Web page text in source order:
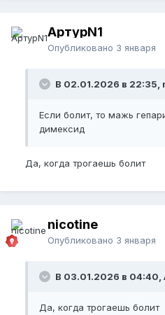
АртурN1
Опубликовано 3 января
В 02.01.2026 в 22:35,
Если болит, то мажь
димексид
Да, когда трогаешь болит
nicotine
Опубликовано 3 января
В 03.01.2026 в 04:40,
Да, когда трогаешь болит